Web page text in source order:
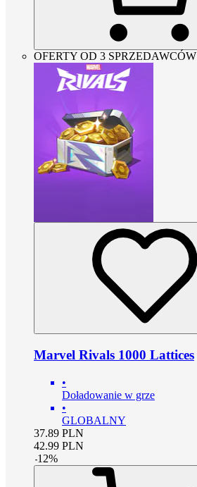
OFERTY OD 3 SPRZEDAWCÓW
Marvel Rivals 1000 Lattices
•
Doładowanie w grze
•
GLOBALNY
37.89 PLN
42.99 PLN
-12%